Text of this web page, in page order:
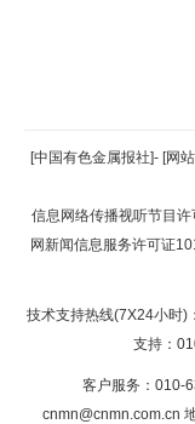
[中国有色金属报社]- [网
信息网络传播视听节目
网新闻信息服务许可证
技术支持热线(7X24小时
支持：
客户服务：010-
cnmn@cnmn.com.cn